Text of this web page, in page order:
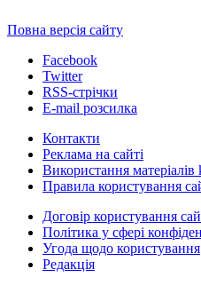
Повна версія сайту
Facebook
Twitter
RSS-стрічки
E-mail розсилка
Контакти
Реклама на сайті
Використання матеріалів
Правила користування
Договір користування
Політика у сфері
Угода щодо користування
Редакція